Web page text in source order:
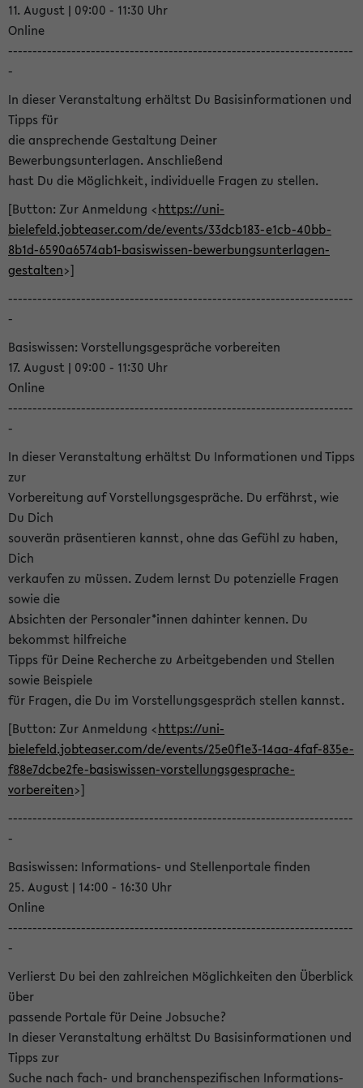
11. August | 09:00 - 11:30 Uhr
Online
-----------------------------------------------------------------------
-
In dieser Veranstaltung erhältst Du Basisinformationen und
Tipps für
die ansprechende Gestaltung Deiner
Bewerbungsunterlagen. Anschließend
hast Du die Möglichkeit, individuelle Fragen zu stellen.
[Button: Zur Anmeldung <https://uni-
bielefeld.jobteaser.com/de/events/33dcb183-e1cb-40bb-
8b1d-6590a6574ab1-basiswissen-bewerbungsunterlagen-
gestalten>]
-----------------------------------------------------------------------
-
Basiswissen: Vorstellungsgespräche vorbereiten
17. August | 09:00 - 11:30 Uhr
Online
-----------------------------------------------------------------------
-
In dieser Veranstaltung erhältst Du Informationen und Tipps
zur
Vorbereitung auf Vorstellungsgespräche. Du erfährst, wie
Du Dich
souverän präsentieren kannst, ohne das Gefühl zu haben,
Dich
verkaufen zu müssen. Zudem lernst Du potenzielle Fragen
sowie die
Absichten der Personaler*innen dahinter kennen. Du
bekommst hilfreiche
Tipps für Deine Recherche zu Arbeitgebenden und Stellen
sowie Beispiele
für Fragen, die Du im Vorstellungsgespräch stellen kannst.
[Button: Zur Anmeldung <https://uni-
bielefeld.jobteaser.com/de/events/25e0f1e3-14aa-4faf-835e-
f88e7dcbe2fe-basiswissen-vorstellungsgesprache-
vorbereiten>]
-----------------------------------------------------------------------
-
Basiswissen: Informations- und Stellenportale finden
25. August | 14:00 - 16:30 Uhr
Online
-----------------------------------------------------------------------
-
Verlierst Du bei den zahlreichen Möglichkeiten den Überblick
über
passende Portale für Deine Jobsuche?
In dieser Veranstaltung erhältst Du Basisinformationen und
Tipps zur
Suche nach fach- und branchenspezifischen Informations-